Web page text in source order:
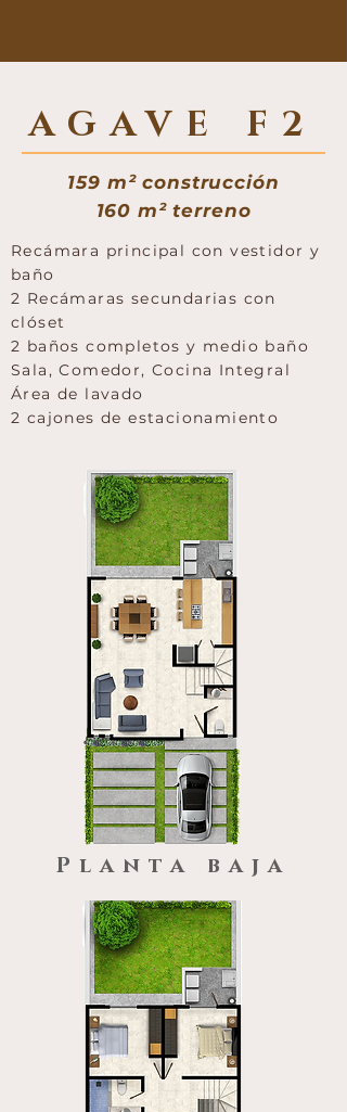
AGAVE F2
159 m² construcción
160 m² terreno
Recámara principal con vestidor y
baño
2 Recámaras secundarias con
clóset
2 baños completos y medio baño
Sala, Comedor, Cocina Integral
Área de lavado
2 cajones de estacionamiento
Planta baja